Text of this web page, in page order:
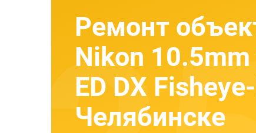
Ремонт
Nikon
ED DX
Челябинске